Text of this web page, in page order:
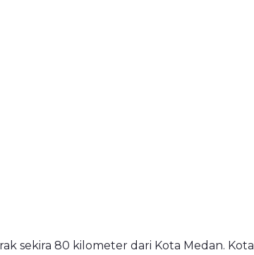
sekira 80 kilometer dari Kota Medan. Kota